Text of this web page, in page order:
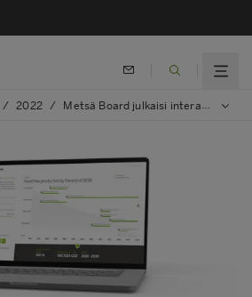
/ 2022 / Metsä Board julkaisi interaktiiviset tiekartat vuoden 2030 ilmasto- ja vesitavoitteista